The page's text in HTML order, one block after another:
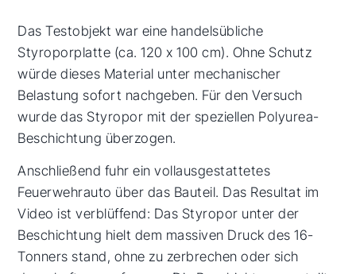
Das Testobjekt war eine handelsübliche
Styroporplatte (ca. 120 x 100 cm). Ohne Schutz
würde dieses Material unter mechanischer
Belastung sofort nachgeben. Für den Versuch
wurde das Styropor mit der speziellen Polyurea-
Beschichtung überzogen.
Anschließend fuhr ein vollausgestattetes
Feuerwehrauto über das Bauteil. Das Resultat im
Video ist verblüffend: Das Styropor unter der
Beschichtung hielt dem massiven Druck des 16-
Tonners stand, ohne zu zerbrechen oder sich